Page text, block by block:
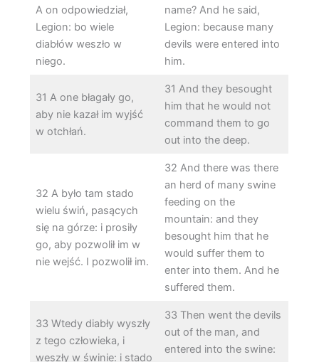
A on odpowiedział,
Legion: bo wiele
diabłów weszło w
niego.
name? And he said,
Legion: because many
devils were entered into
him.
31 A one błagały go,
aby nie kazał im wyjść
w otchłań.
31 And they besought
him that he would not
command them to go
out into the deep.
32 A było tam stado
wielu świń, pasących
się na górze: i prosiły
go, aby pozwolił im w
nie wejść. I pozwolił im.
32 And there was there
an herd of many swine
feeding on the
mountain: and they
besought him that he
would suffer them to
enter into them. And he
suffered them.
33 Wtedy diabły wyszły
z tego człowieka, i
weszły w świnie: i stado
33 Then went the devils
out of the man, and
entered into the swine: